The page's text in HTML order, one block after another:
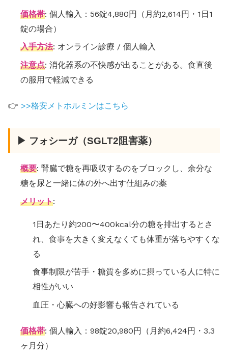
価格帯: 個人輸入：56錠4,880円（月約2,614円・1日1
錠の場合）
入手方法: オンライン診療 / 個人輸入
注意点: 消化器系の不快感が出ることがある。食直後
の服用で軽減できる
👉 >>格安メトホルミンはこちら
▶ フォシーガ（SGLT2阻害薬）
概要: 腎臓で糖を再吸収するのをブロックし、余分な
糖を尿と一緒に体の外へ出す仕組みの薬
メリット:
1日あたり約200〜400kcal分の糖を排出するとさ
れ、食事を大きく変えなくても体重が落ちやすくな
る
食事制限が苦手・糖質を多めに摂っている人に特に
相性がいい
血圧・心臓への好影響も報告されている
価格帯: 個人輸入：98錠20,980円（月約6,424円・3.3
ヶ月分）